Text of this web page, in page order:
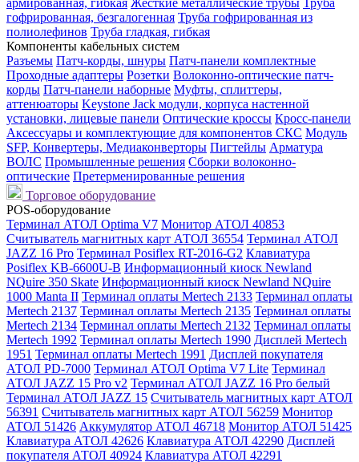
гофрированная, безгалогенная Труба гофрированная из
полиолефинов Труба гладкая, гибкая
Компоненты кабельных систем
Разъемы Патч-корды, шнуры Патч-панели комплектные
Проходные адаптеры Розетки Волоконно-оптические патч-
корды Патч-панели наборные Муфты, сплиттеры,
аттенюаторы Keystone Jack модули, корпуса настенной
установки, лицевые панели Оптические кроссы Кросс-панели
Аксессуары и комплектующие для компонентов СКС Модуль
SFP, Конвертеры, Медиаконверторы Пигтейлы Арматура
ВОЛС Промышленные решения Сборки волоконно-
оптические Претерменированные решения
Торговое оборудование
POS-оборудование
Терминал АТОЛ Optima V7 Монитор АТОЛ 40853
Считыватель магнитных карт АТОЛ 36554 Терминал АТОЛ
JAZZ 16 Pro Терминал Posiflex RT-2016-G2 Клавиатура
Posiflex KB-6600U-B Информационный киоск Newland
NQuire 350 Skate Информационный киоск Newland NQuire
1000 Manta II Терминал оплаты Mertech 2133 Терминал оплаты
Mertech 2137 Терминал оплаты Mertech 2135 Терминал оплаты
Mertech 2134 Терминал оплаты Mertech 2132 Терминал оплаты
Mertech 1992 Терминал оплаты Mertech 1990 Дисплей Mertech
1951 Терминал оплаты Mertech 1991 Дисплей покупателя
АТОЛ PD-7000 Терминал АТОЛ Optima V7 Lite Терминал
АТОЛ JAZZ 15 Pro v2 Терминал АТОЛ JAZZ 16 Pro белый
Терминал АТОЛ JAZZ 15 Считыватель магнитных карт АТОЛ
56391 Считыватель магнитных карт АТОЛ 56259 Монитор
АТОЛ 51426 Аккумулятор АТОЛ 46718 Монитор АТОЛ 51425
Клавиатура АТОЛ 42626 Клавиатура АТОЛ 42290 Дисплей
покупателя АТОЛ 40924 Клавиатура АТОЛ 42291